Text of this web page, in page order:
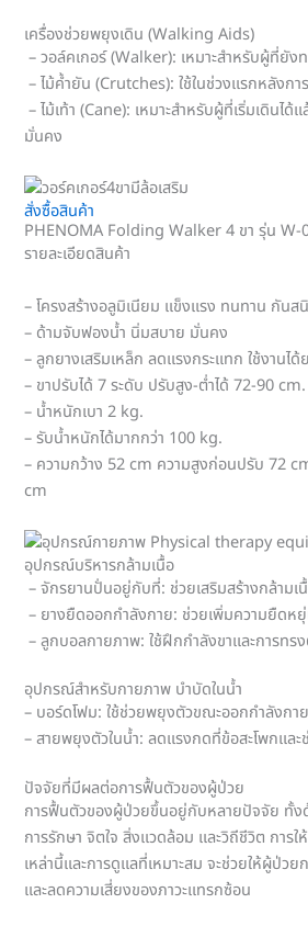
เครื่องช่วยพยุงเดิน (Walking Aids)
– วอล์คเกอร์ (Walker): เหมาะสำหรับผู้ที่ยัง
– ไม้ค้ำยัน (Crutches): ใช้ในช่วงแรกหลังกา
– ไม้เท้า (Cane): เหมาะสำหรับผู้ที่เริ่มเดินไ
มั่นคง
สั่งซื้อสินค้า
PHENOMA Folding Walker 4 ขา รุ่น W-
รายละเอียดสินค้า
– โครงสร้างอลูมิเนียม แข็งแรง ทนทาน กันส
– ด้ามจับฟองน้ำ นิ่มสบาย มั่นคง
– ลูกยางเสริมเหล็ก ลดแรงกระแทก ใช้งานได้
– ขาปรับได้ 7 ระดับ ปรับสูง-ต่ำได้ 72-90 cm.
– น้ำหนักเบา 2 kg.
– รับน้ำหนักได้มากกว่า 100 kg.
– ความกว้าง 52 cm ความสูงก่อนปรับ 72
cm
อุปกรณ์บริหารกล้ามเนื้อ
– จักรยานปั่นอยู่กับที่: ช่วยเสริมสร้างกล้ามเ
– ยางยืดออกกำลังกาย: ช่วยเพิ่มความยืดห
– ลูกบอลกายภาพ: ใช้ฝึกกำลังขาและการทร
อุปกรณ์สำหรับกายภาพ บำบัดในน้ำ
– บอร์ดโฟม: ใช้ช่วยพยุงตัวขณะออกกำลังกา
– สายพยุงตัวในน้ำ: ลดแรงกดที่ข้อสะโพกและ
ปัจจัยที่มีผลต่อการฟื้นตัวของผู้ป่วย
การฟื้นตัวของผู้ป่วยขึ้นอยู่กับหลายปัจจัย ทั้ง
การรักษา จิตใจ สิ่งแวดล้อม และวิถีชีวิต การ
เหล่านี้และการดูแลที่เหมาะสม จะช่วยให้ผู้ป่วย
และลดความเสี่ยงของภาวะแทรกซ้อน